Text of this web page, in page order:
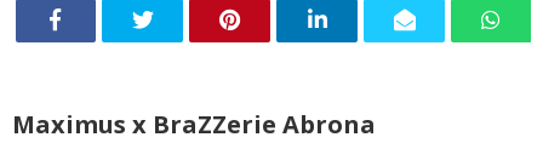
Maximus x BraZZerie Abrona